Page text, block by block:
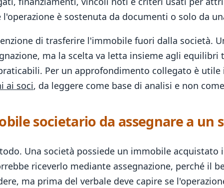
è sostenuta da documenti o solo da
di trasferire l'immobile fuori dalla società.
ma la scelta va letta insieme agli
Per un approfondimento collegato è utile
ai soci, da leggere come base di analisi e non
societario da assegnare a un
Una società possiede un immobile
riceverlo mediante assegnazione, perché il
ma prima del verbale deve capire se